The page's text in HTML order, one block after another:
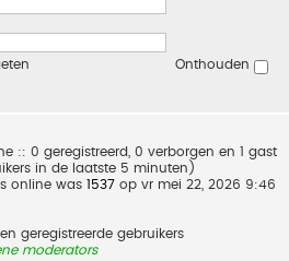
Onthouden
:: 0 geregistreerd, 0 verborgen en 1 gast
in de laatste 5 minuten)
online was 1537 op vr mei 22, 2026 9:46
geregistreerde gebruikers
moderators